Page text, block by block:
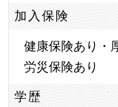
加入保険
健康保険あり・
労災保険あり
学歴